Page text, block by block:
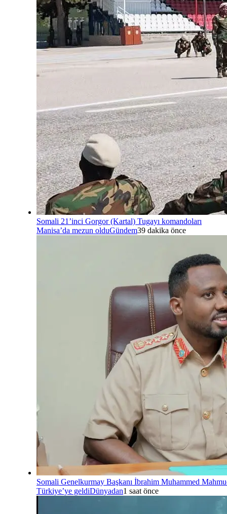
Somali 21’inci Gorgor (Kartal) Tugayı komandoları
Manisa’da mezun olduGündem39 dakika önce
Somali Genelkurmay Başkanı İbrahim Muhammed
Türkiye’ye geldiDünyadan1 saat önce